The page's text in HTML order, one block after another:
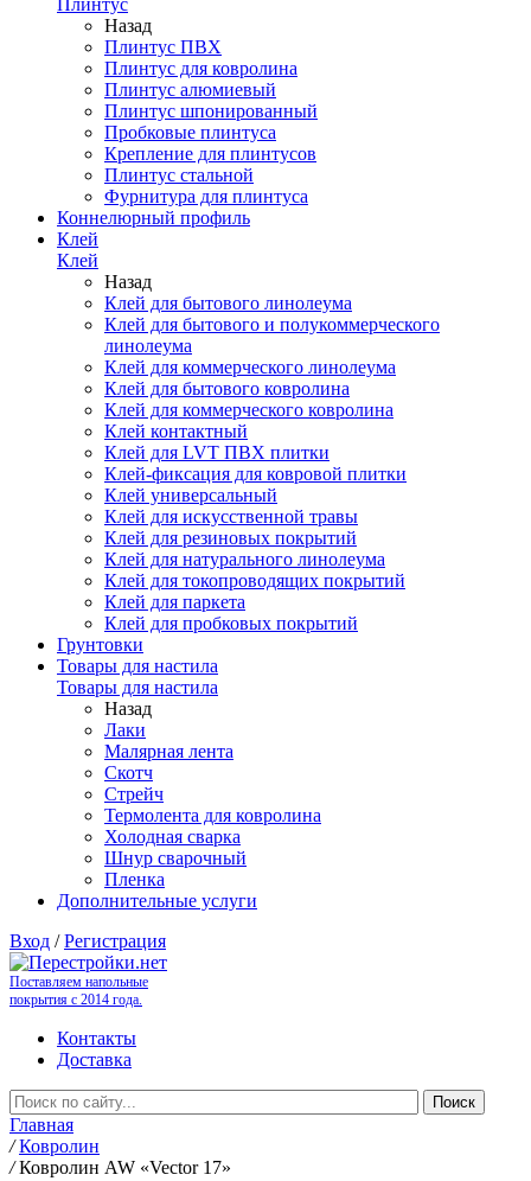
Плинтус
Назад
Плинтус ПВХ
Плинтус для ковролина
Плинтус алюмиевый
Плинтус шпонированный
Пробковые плинтуса
Крепление для плинтусов
Плинтус стальной
Фурнитура для плинтуса
Коннелюрный профиль
Клей
Клей
Назад
Клей для бытового линолеума
Клей для бытового и полукоммерческого
линолеума
Клей для коммерческого линолеума
Клей для бытового ковролина
Клей для коммерческого ковролина
Клей контактный
Клей для LVT ПВХ плитки
Клей-фиксация для ковровой плитки
Клей универсальный
Клей для искусственной травы
Клей для резиновых покрытий
Клей для натурального линолеума
Клей для токопроводящих покрытий
Клей для паркета
Клей для пробковых покрытий
Грунтовки
Товары для настила
Товары для настила
Назад
Лаки
Малярная лента
Скотч
Стрейч
Термолента для ковролина
Холодная сварка
Шнур сварочный
Пленка
Дополнительные услуги
Вход /Регистрация
Поставляем напольные
покрытия с 2014 года.
Контакты
Доставка
Главная
/ Ковролин
/ Ковролин AW «Vector 17»